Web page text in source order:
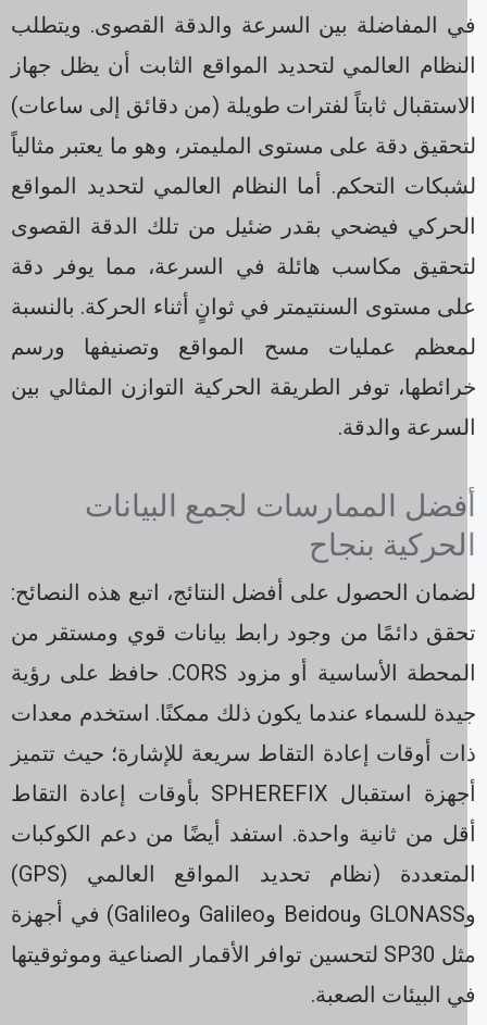
المفاضلة بين السرعة والدقة القصوى. ويتطلب
العالمي لتحديد المواقع الثابت أن يظل جهاز
ثابتاً لفترات طويلة (من دقائق إلى ساعات)
دقة على مستوى المليمتر، وهو ما يعتبر مثالياً
التحكم. أما النظام العالمي لتحديد المواقع
فيضحي بقدر ضئيل من تلك الدقة القصوى
مكاسب هائلة في السرعة، مما يوفر دقة
مستوى السنتيمتر في ثوانٍ أثناء الحركة. بالنسبة
عمليات مسح المواقع وتصنيفها ورسم
توفر الطريقة الحركية التوازن المثالي بين
والدقة.
الممارسات لجمع البيانات
بنجاح
الحصول على أفضل النتائج، اتبع هذه النصائح:
دائمًا من وجود رابط بيانات قوي ومستقر من
المحطة الأساسية أو مزود CORS. حافظ على رؤية
للسماء عندما يكون ذلك ممكنًا. استخدم معدات
أوقات إعادة التقاط سريعة للإشارة؛ حيث تتميز
أجهزة استقبال SPHEREFIX بأوقات إعادة التقاط
من ثانية واحدة. استفد أيضًا من دعم الكوكبات
المتعددة (نظام تحديد المواقع العالمي (GPS)
وGLONASS وBeidou وGalileo وGalileo) في أجهزة
مثل SP30 لتحسين توافر الأقمار الصناعية وموثوقيتها
البيئات الصعبة.